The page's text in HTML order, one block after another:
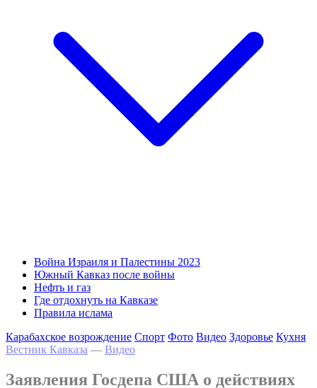
Война Израиля и Палестины 2023
Южный Кавказ после войны
Нефть и газ
Где отдохнуть на Кавказе
Правила ислама
Карабахское возрождение Спорт Фото Видео Здоровье Кухня
Вестник Кавказа — Видео
Заявления Госдепа США о действиях